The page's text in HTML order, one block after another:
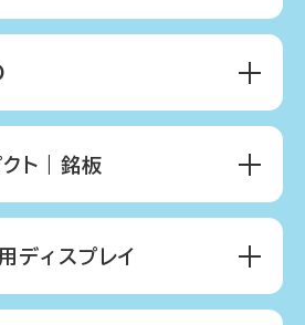
ト｜銘板
ディスプレイ